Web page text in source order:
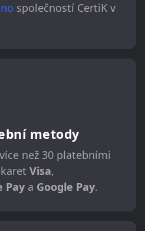
společností CertiK v
metody
než 30 platebními
Visa,
Paya Google Pay.